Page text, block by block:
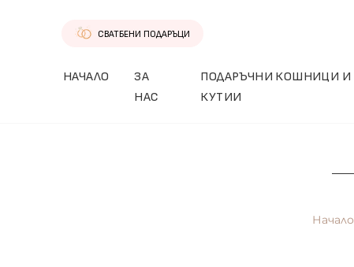
СВАТБЕНИ ПОДАРЪЦИ
НАЧАЛО
ЗА
НАС
ПОДАРЪЧНИ КОШНИЦИ И
КУТИИ
Начало